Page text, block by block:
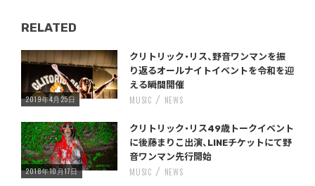
RELATED
Warning : Undefined variable $post_id in
/home/storywriter/storywriter.tokyo/public_html/wp-content/themes/StoryWriter/single.phpon line242
クリトリック・リス、野音ワンマンを振
り返るオールナイトイベントを令和を迎
える瞬間開催
2019年4月25日
MUSIC NEWS
Warning : Undefined variable $post_id in
/home/storywriter/storywriter.tokyo/public_html/wp-content/themes/StoryWriter/single.phpon line242
クリトリック・リス49歳トークイベント
に後藤まりこ出演、LINEチケットにて野
音ワンマン先行開始
2018年10月17日
MUSIC NEWS